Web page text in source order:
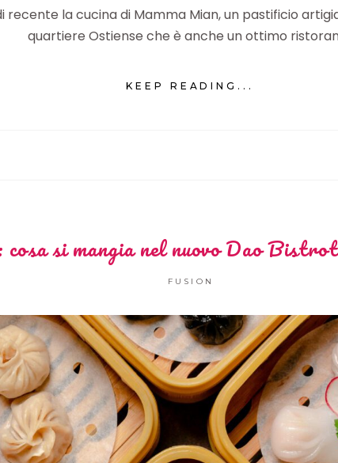
la cucina di Mamma Mian, un pastificio
quartiere Ostiense che è anche un ottimo
KEEP READING...
cosa si mangia nel nuovo Dao
FUSION